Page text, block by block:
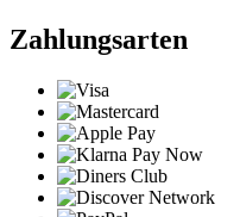
Zahlungsarten